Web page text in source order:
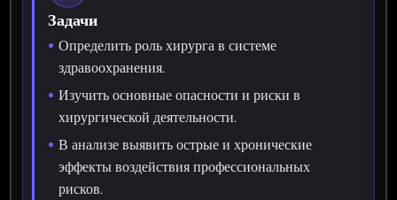
Задачи
Определить роль хирурга в системе
здравоохранения.
Изучить основные опасности и риски в
хирургической деятельности.
В анализе выявить острые и хронические
эффекты воздействия профессиональных
рисков.